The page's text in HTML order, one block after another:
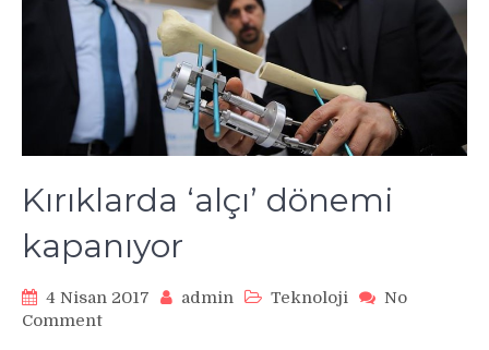
Kırıklarda ‘alçı’ dönemi
kapanıyor
4 Nisan 2017 admin Teknoloji
No
Commenton